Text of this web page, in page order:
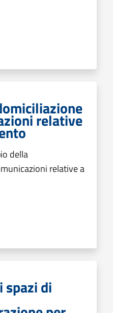
relative
della
relative a
spazi di